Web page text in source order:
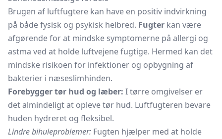
Brugen af luftfugtere kan have en positiv indvirkning
på både fysisk og psykisk helbred. Fugter kan være
afgørende for at mindske symptomerne på allergi og
astma ved at holde luftvejene fugtige. Hermed kan det
mindske risikoen for infektioner og opbygning af
bakterier i næseslimhinden.
Forebygger tør hud og læber: I tørre omgivelser er
det almindeligt at opleve tør hud. Luftfugteren bevare
huden hydreret og fleksibel.
Lindre bihuleproblemer: Fugten hjælper med at holde